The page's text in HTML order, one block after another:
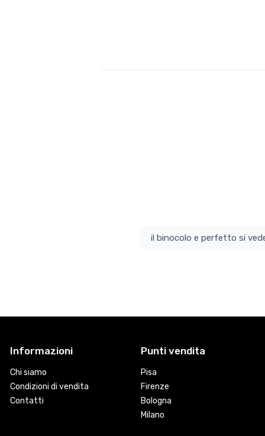
il
Informazioni
Chi siamo
Condizioni di vendita
Contatti
Punti vendita
Pisa
Firenze
Bologna
Milano